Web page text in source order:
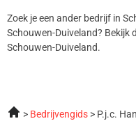
Zoek je een ander bedrijf in
Schouwen-Duiveland? Bekijk
Schouwen-Duiveland.
Bedrijvengids P.j.c.